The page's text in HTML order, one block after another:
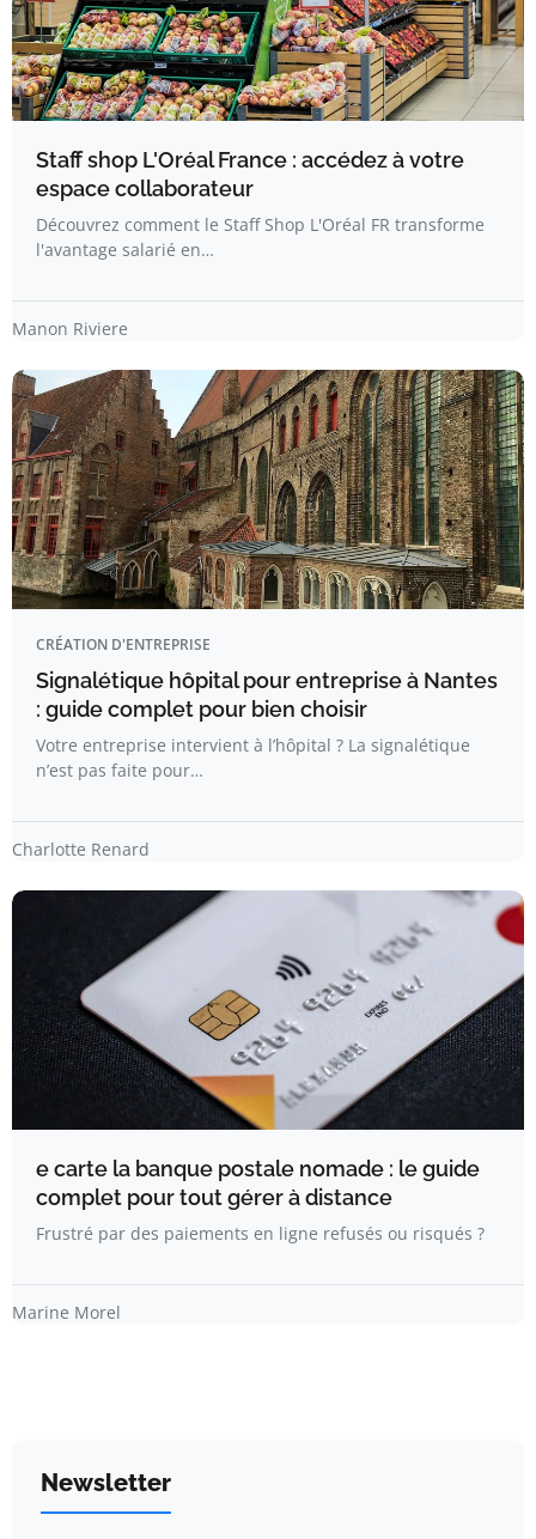
Staff shop L'Oréal France : accédez à votre
espace collaborateur
Découvrez comment le Staff Shop L'Oréal FR transforme
l'avantage salarié en…
Manon Riviere
CRÉATION D'ENTREPRISE
Signalétique hôpital pour entreprise à Nantes
: guide complet pour bien choisir
Votre entreprise intervient à l’hôpital ? La signalétique
n’est pas faite pour…
Charlotte Renard
e carte la banque postale nomade : le guide
complet pour tout gérer à distance
Frustré par des paiements en ligne refusés ou risqués ?
Marine Morel
Newsletter